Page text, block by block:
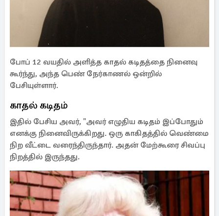
போப் 12 வயதில் அளித்த காதல் கடிதத்தை நினைவு
கூர்ந்து, அந்த பெண் நேர்காணல் ஒன்றில்
பேசியுள்ளார்.
காதல் கடிதம்
இதில் பேசிய அவர், "அவர் எழுதிய கடிதம் இப்போதும்
எனக்கு நினைவிருக்கிறது. ஒரு காகிதத்தில் வெண்மை
நிற வீட்டை வரைந்திருந்தார். அதன் மேற்கூரை சிவப்பு
நிறத்தில் இருந்தது.